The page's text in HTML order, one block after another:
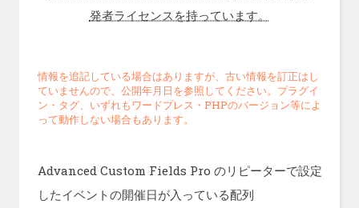
発者ライセンスを持っています。
情報を追記している場合はありますが、古い情報を訂正はし
ていませんので、公開年月日を参照してください。プラグイ
ン・タグ、いずれもワードプレス・PHPのバージョン等によ
って動作しない場合もあります。
Advanced Custom Fields Pro のリピーターで設定
したイベントの開催日が入っている配列